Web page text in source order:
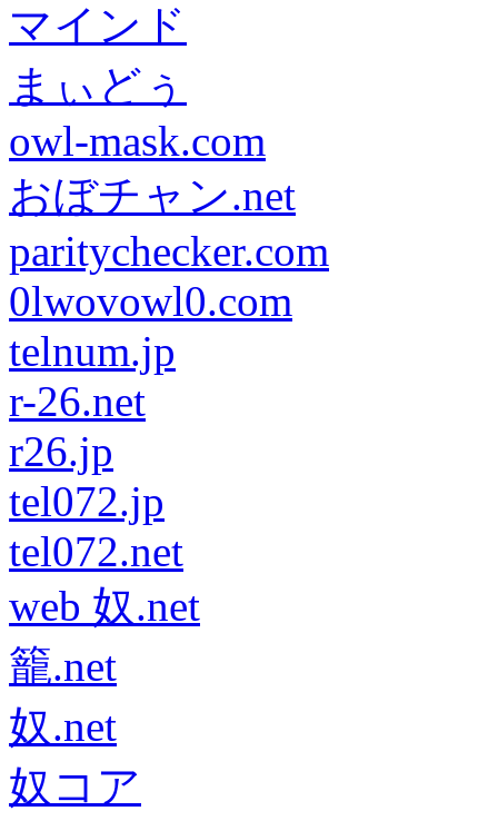
マインド
まぃどぅ
owl-mask.com
おぼチャン.net
paritychecker.com
0lwovowl0.com
telnum.jp
r-26.net
r26.jp
tel072.jp
tel072.net
web 奴.net
籠.net
奴.net
奴コア